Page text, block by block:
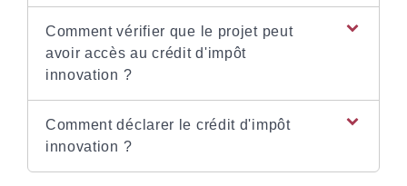
Comment vérifier que le projet peut
avoir accès au crédit d'impôt
innovation ?
Comment déclarer le crédit d'impôt
innovation ?